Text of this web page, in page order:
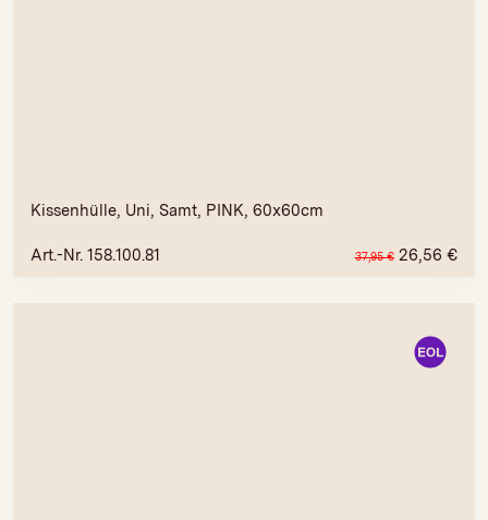
Kissenhülle, Uni, Samt, PINK, 60x60cm
Art.-Nr. 158.100.81 37,95€ 26,56 €